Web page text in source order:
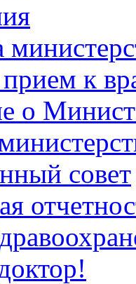
к
о
совет